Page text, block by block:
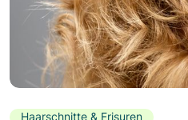
Haarschnitte & Frisuren